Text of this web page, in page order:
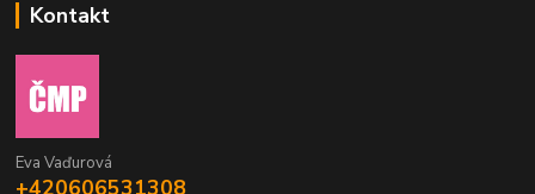
Kontakt
Eva Vaďurová